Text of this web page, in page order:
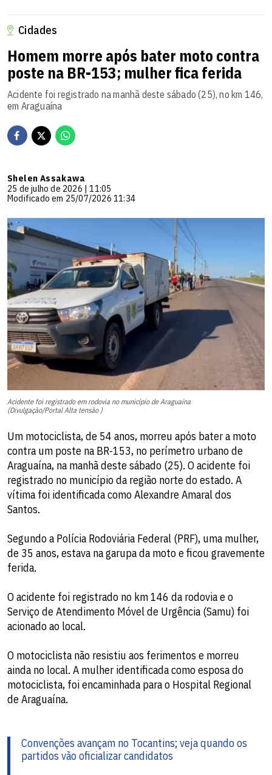
Cidades
Homem morre após bater moto contra
poste na BR-153; mulher fica ferida
Acidente foi registrado na manhã deste sábado (25), no km 146,
em Araguaína
Shelen Assakawa
25 de julho de 2026 | 11:05
Modificado em 25/07/2026 11:34
Acidente foi registrado em rodovia no município de Araguaína
(Divulgação/Portal Alta tensão )
Um motociclista, de 54 anos, morreu após bater a moto
contra um poste na BR-153, no perímetro urbano de
Araguaína, na manhã deste sábado (25). O acidente foi
registrado no município da região norte do estado. A
vítima foi identificada como Alexandre Amaral dos
Santos.
Segundo a Polícia Rodoviária Federal (PRF), uma mulher,
de 35 anos, estava na garupa da moto e ficou gravemente
ferida.
O acidente foi registrado no km 146 da rodovia e o
Serviço de Atendimento Móvel de Urgência (Samu) foi
acionado ao local.
O motociclista não resistiu aos ferimentos e morreu
ainda no local. A mulher identificada como esposa do
motociclista, foi encaminhada para o Hospital Regional
de Araguaína.
Convenções avançam no Tocantins; veja quando os
partidos vão oficializar candidatos